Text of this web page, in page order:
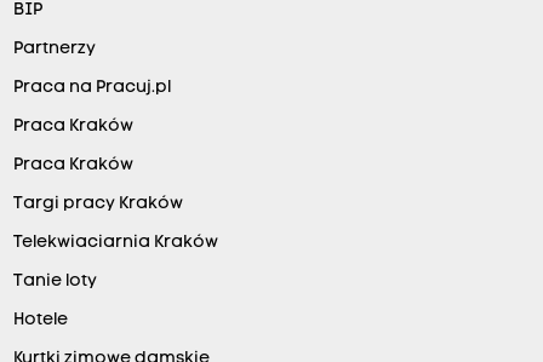
BIP
Partnerzy
Praca na Pracuj.pl
Praca Kraków
Praca Kraków
Targi pracy Kraków
Telekwiaciarnia Kraków
Tanie loty
Hotele